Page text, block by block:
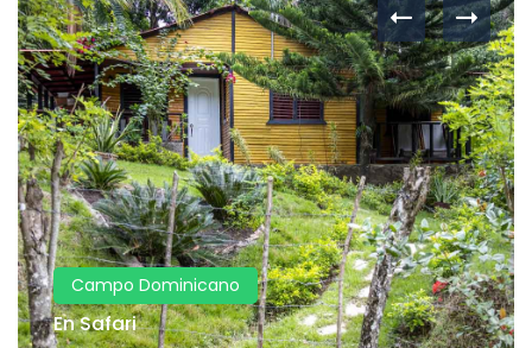
Campo Dominicano
En Safari